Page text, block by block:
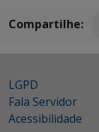
Compartilhe:
LGPD
Fala Servidor
Acessibilidade